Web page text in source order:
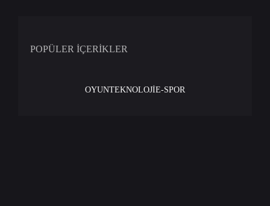
POPÜLER İÇERİKLER
OYUNTEKNOLOJİE-SPOR